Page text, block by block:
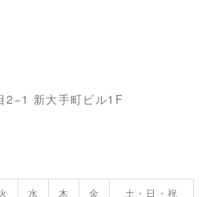
2−1 新大手町ビル1F
水 木 金
土・日・祝